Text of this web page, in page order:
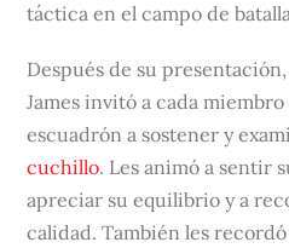
táctica en el campo de
Después de su presentación,
James invitó a cada
escuadrón a sostener y
cuchillo. Les animó a sentir
apreciar su equilibrio y a
calidad. También les